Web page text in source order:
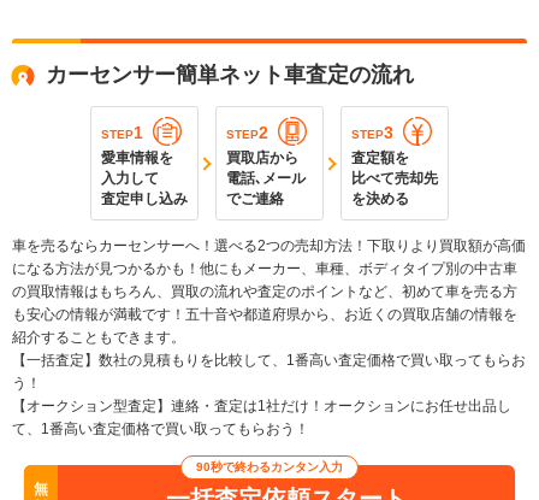
カーセンサー簡単ネット車査定の流れ
STEP1
愛車情報を
入力して
査定申し込み
STEP2
買取店から
電話､メール
でご連絡
STEP3
査定額を
比べて売却先
を決める
車を売るならカーセンサーへ！選べる2つの売却方法！下取りより買取額が高価
になる方法が見つかるかも！他にもメーカー、車種、ボディタイプ別の中古車
の買取情報はもちろん、買取の流れや査定のポイントなど、初めて車を売る方
も安心の情報が満載です！五十音や都道府県から、お近くの買取店舗の情報を
紹介することもできます。
【一括査定】数社の見積もりを比較して、1番高い査定価格で買い取ってもらお
う！
【オークション型査定】連絡・査定は1社だけ！オークションにお任せ出品し
て、1番高い査定価格で買い取ってもらおう！
無
90秒で終わるカンタン入力